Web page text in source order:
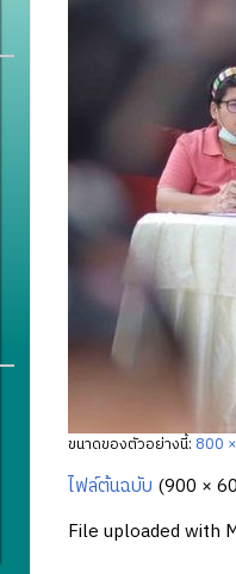
ขนาดของตัวอย่างนี้: 800
ไฟล์ต้นฉบับ (900 ×
File uploaded with